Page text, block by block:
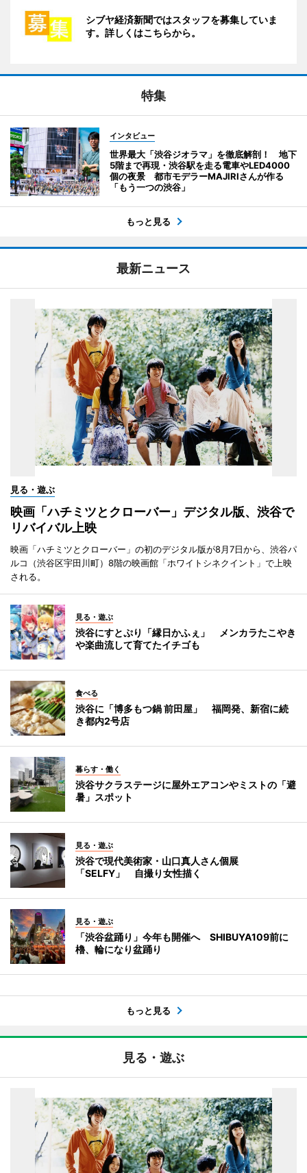
シブヤ経済新聞ではスタッフを募集していま
す。詳しくはこちらから。
特集
インタビュー
世界最大「渋谷ジオラマ」を徹底解剖！ 地下
5階まで再現・渋谷駅を走る電車やLED4000
個の夜景 都市モデラーMAJIRIさんが作る
「もう一つの渋谷」
もっと見る
最新ニュース
見る・遊ぶ
映画「ハチミツとクローバー」デジタル版、渋谷で
リバイバル上映
映画「ハチミツとクローバー」の初のデジタル版が8月7日から、渋谷パ
ルコ（渋谷区宇田川町）8階の映画館「ホワイトシネクイント」で上映
される。
見る・遊ぶ
渋谷にすとぷり「縁日かふぇ」 メンカラたこやき
や楽曲流して育てたイチゴも
食べる
渋谷に「博多もつ鍋 前田屋」 福岡発、新宿に続
き都内2号店
暮らす・働く
渋谷サクラステージに屋外エアコンやミストの「避
暑」スポット
見る・遊ぶ
渋谷で現代美術家・山口真人さん個展
「SELFY」 自撮り女性描く
見る・遊ぶ
「渋谷盆踊り」今年も開催へ SHIBUYA109前に
櫓、輪になり盆踊り
もっと見る
見る・遊ぶ